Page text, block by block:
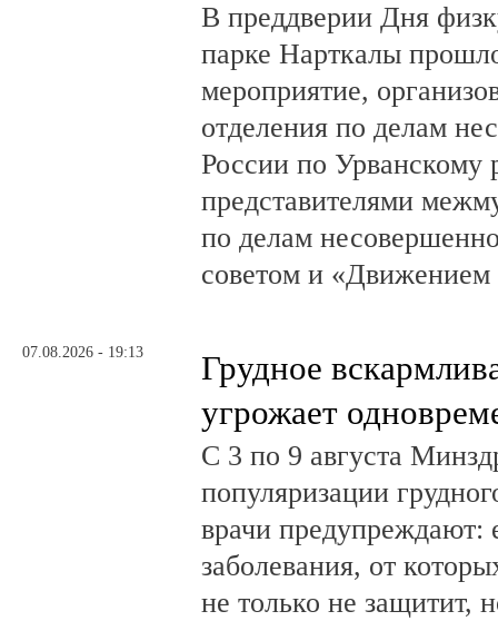
В преддверии Дня
парке Нарткалы
мероприятие,
отделения по делам
России по Урванскому
представителями
по делам
советом и
07.08.2026 - 19:13
Грудное
угрожает
С 3 по 9 августа
популяризации
врачи предупреждают:
заболевания, от
не только не защитит,